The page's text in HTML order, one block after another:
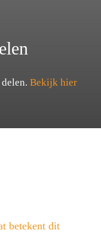
Bekijk hier
betekent dit